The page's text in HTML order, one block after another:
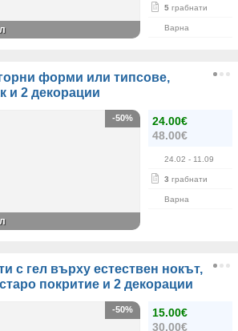
5 грабнати
Варна
форми или типсове,
и 2 декорации
24.00€
48.00€
24.02 - 11.09
3 грабнати
Варна
-50%
с гел върху естествен нокът,
покритие и 2 декорации
15.00€
30.00€
-50%